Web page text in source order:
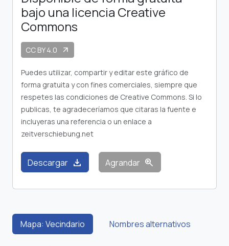
bajo una licencia Creative
Commons
CC BY 4.0 arrow_outward
Puedes utilizar, compartir y editar este gráfico de
forma gratuita y con fines comerciales, siempre que
respetes las condiciones de Creative Commons. Si lo
publicas, te agradeceríamos que citaras la fuente e
incluyeras una referencia o un enlace a
zeitverschiebung.net
Descargar download Agrandar zoom_in
Mapa: Vecindario Nombres alternativos